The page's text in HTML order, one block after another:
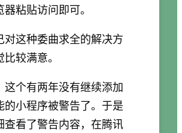
器粘贴访问即可。
对这种委曲求全的解决方
较满意。
这个有两年没有继续添加
的小程序被警告了。于是
查看了警告内容，在腾讯